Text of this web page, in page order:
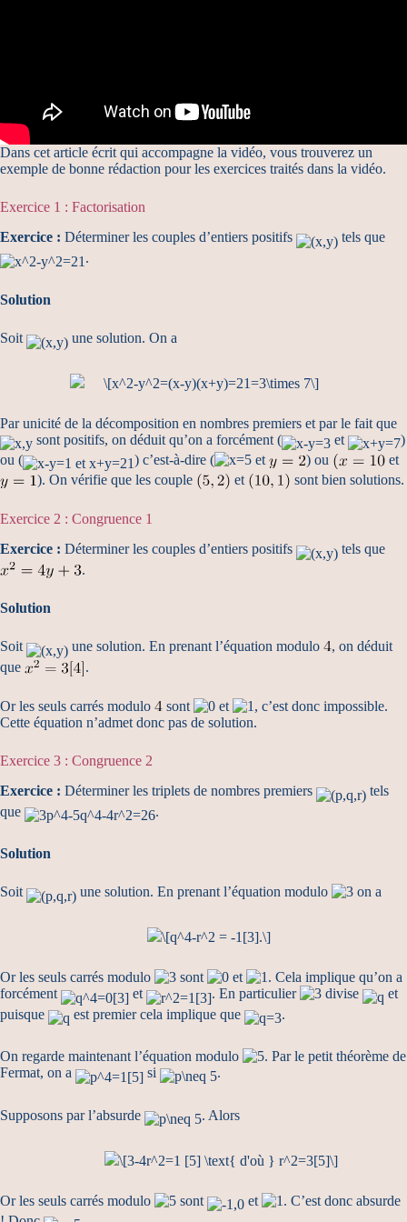
Dans cet article écrit qui accompagne la vidéo, vous trouverez un
exemple de bonne rédaction pour les exercices traités dans la vidéo.
Exercice 1 : Factorisation
Exercice : Déterminer les couples d’entiers positifs
tels que
.
Solution
Soit une solution. On a
Par unicité de la décomposition en nombres premiers et par le fait que
sont positifs, on déduit qu’on a forcément (
et
)
ou (
) c’est-à-dire ( et ) ou
et
). On vérifie que les couple
et sont bien solutions.
Exercice 2 : Congruence 1
Exercice : Déterminer les couples d’entiers positifs
tels que
.
Solution
Soit une solution. En prenant l’équation modulo
, on déduit
que
.
Or les seuls carrés modulo sont et
, c’est donc impossible.
Cette équation n’admet donc pas de solution.
Exercice 3 : Congruence 2
Exercice : Déterminer les triplets de nombres premiers
tels
que
.
Solution
Soit une solution. En prenant l’équation modulo on a
Or les seuls carrés modulo sont et
. Cela implique qu’on a
forcément
et . En particulier divise
et
puisque
est premier cela implique que .
On regarde maintenant l’équation modulo
. Par le petit théorème de
Fermat, on a
si .
Supposons par l’absurde . Alors
Or les seuls carrés modulo sont et
. C’est donc absurde